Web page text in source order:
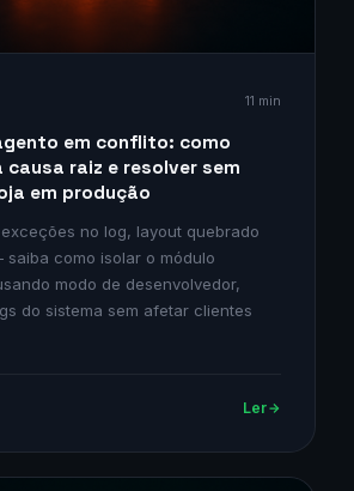
11 min
em conflito: como
raiz e resolver sem
em produção
no log, layout quebrado
como isolar o módulo
modo de desenvolvedor,
do sistema sem afetar clientes
Ler